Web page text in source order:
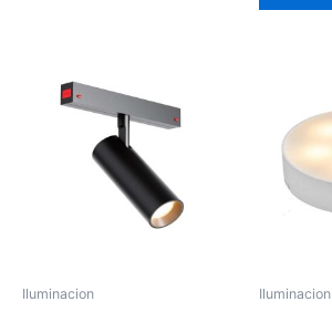
Iluminacion Iluminacion